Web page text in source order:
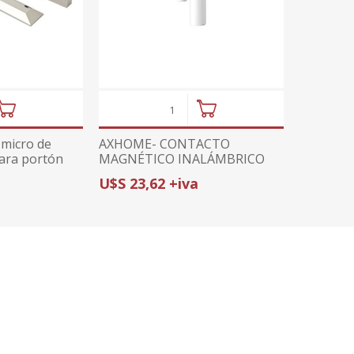
de
portón
AXHOME- CONTACTO
MAGNÉTICO INALÁMBRICO
DS-PD201MC-WB |
PROTECCIÓN
U$S 23,62 +iva